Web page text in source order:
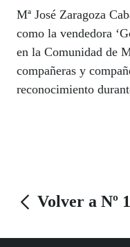
Mª José Zaragoza
como la vendedora
en la Comunidad de
compañeras y
reconocimiento
Volver a Nº